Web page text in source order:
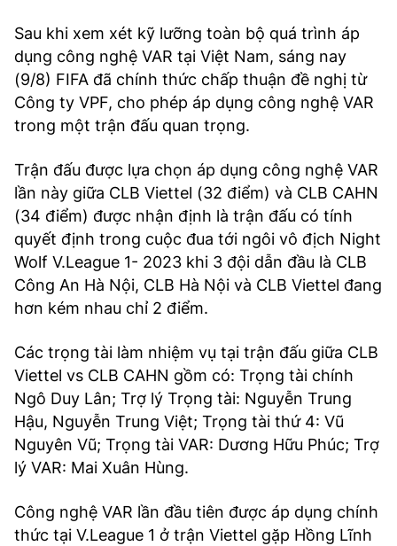
Sau khi xem xét kỹ lưỡng toàn bộ quá trình áp
dụng công nghệ VAR tại Việt Nam, sáng nay
(9/8) FIFA đã chính thức chấp thuận đề nghị từ
Công ty VPF, cho phép áp dụng công nghệ VAR
trong một trận đấu quan trọng.
Trận đấu được lựa chọn áp dụng công nghệ VAR
lần này giữa CLB Viettel (32 điểm) và CLB CAHN
(34 điểm) được nhận định là trận đấu có tính
quyết định trong cuộc đua tới ngôi vô địch Night
Wolf V.League 1- 2023 khi 3 đội dẫn đầu là CLB
Công An Hà Nội, CLB Hà Nội và CLB Viettel đang
hơn kém nhau chỉ 2 điểm.
Các trọng tài làm nhiệm vụ tại trận đấu giữa CLB
Viettel vs CLB CAHN gồm có: Trọng tài chính
Ngô Duy Lân; Trợ lý Trọng tài: Nguyễn Trung
Hậu, Nguyễn Trung Việt; Trọng tài thứ 4: Vũ
Nguyên Vũ; Trọng tài VAR: Dương Hữu Phúc; Trợ
lý VAR: Mai Xuân Hùng.
Công nghệ VAR lần đầu tiên được áp dụng chính
thức tại V.League 1 ở trận Viettel gặp Hồng Lĩnh